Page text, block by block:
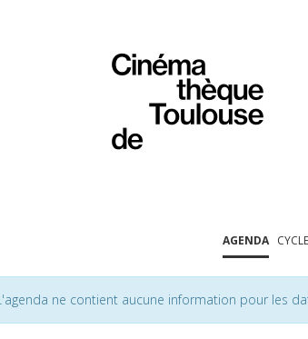
AGENDA
ne contient aucune information pour les